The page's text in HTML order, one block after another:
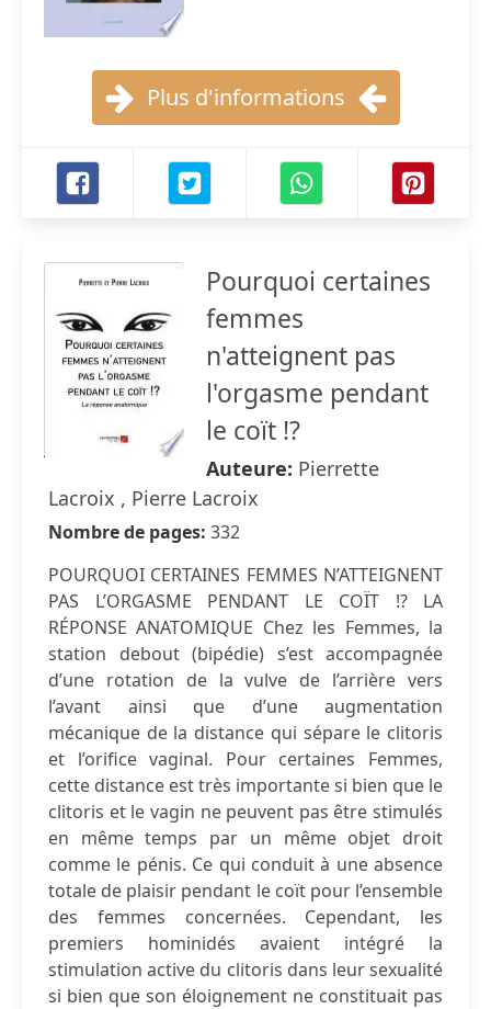
Plus d'informations
Pourquoi certaines
femmes
n'atteignent pas
l'orgasme pendant
le coït !?
Auteure: Pierrette
Lacroix , Pierre Lacroix
Nombre de pages: 332
POURQUOI CERTAINES FEMMES N’ATTEIGNENT
PAS L’ORGASME PENDANT LE COÏT !? LA
RÉPONSE ANATOMIQUE Chez les Femmes, la
station debout (bipédie) s’est accompagnée
d’une rotation de la vulve de l’arrière vers
l’avant ainsi que d’une augmentation
mécanique de la distance qui sépare le clitoris
et l’orifice vaginal. Pour certaines Femmes,
cette distance est très importante si bien que le
clitoris et le vagin ne peuvent pas être stimulés
en même temps par un même objet droit
comme le pénis. Ce qui conduit à une absence
totale de plaisir pendant le coït pour l’ensemble
des femmes concernées. Cependant, les
premiers hominidés avaient intégré la
stimulation active du clitoris dans leur sexualité
si bien que son éloignement ne constituait pas